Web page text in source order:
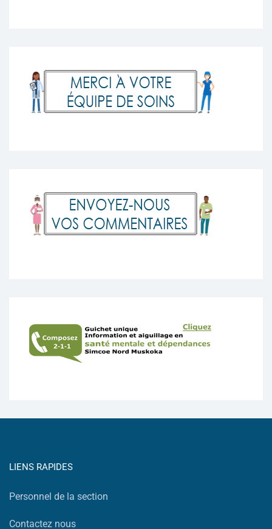
LIENS RAPIDES
Personnel de la section
Contactez nous